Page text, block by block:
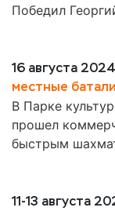
Победил
16 августа
местные
В Парке
прошел
быстрым
11-13 августа